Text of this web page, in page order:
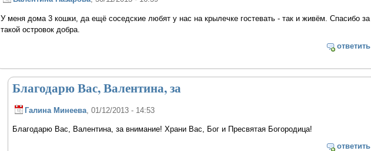
У меня дома 3 кошки, да ещё соседские любят у нас на крылечке гостевать - так и живём. Спасибо за
такой островок добра.
ответить
Благодарю Вас, Валентина, за
Галина Минеева, 01/12/2013 - 14:53
Благодарю Вас, Валентина, за внимание! Храни Вас, Бог и Пресвятая Богородица!
ответить